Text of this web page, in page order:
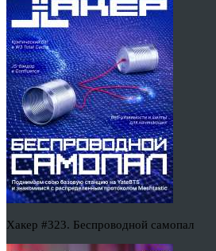
Хакер #323. Беспроводной самопал